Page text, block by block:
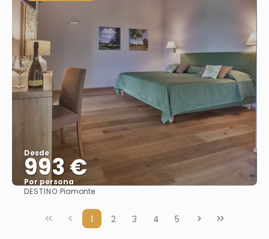
Desde
993 €
Por persona
DESTINO:Piamonte
1 2 3 4 5